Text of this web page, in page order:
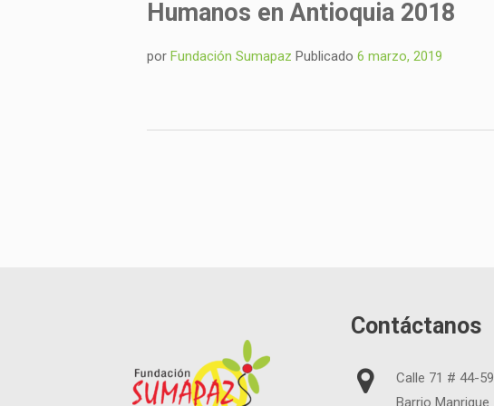
Humanos en Antioquia 2018
por Fundación Sumapaz Publicado 6 marzo, 2019
Contáctanos
Calle 71 # 44-59
Barrio Manrique